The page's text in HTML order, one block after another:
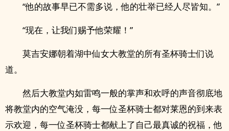
“他的故事早已不需多说，他的壮举已经人尽皆知。”
“现在，让我们赐予他荣耀！”
莫吉安娜朝着湖中仙女大教堂的所有圣杯骑士们说
道。
然后大教堂内如雷鸣一般的掌声和欢呼的声音彻底地
将教堂内的空气淹没，每一位圣杯骑士都对莱恩的到来表
示欢迎，每一位圣杯骑士都献上了自己最真诚的祝福，他